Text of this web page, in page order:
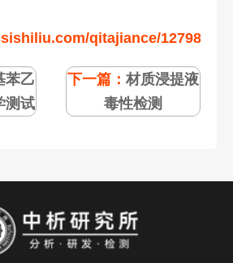
qitajiance/
苯乙
测试
下一篇：材质浸提液
毒性检测